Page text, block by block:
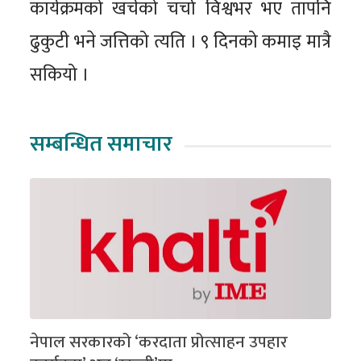
कार्यक्रमको खर्चको चर्चा विश्वभर भए तापनि
ढुकुटी भने जत्तिको त्यति । ९ दिनको कमाइ मात्रै
सकियो ।
सम्बन्धित समाचार
नेपाल सरकारको ‘करदाता प्रोत्साहन उपहार